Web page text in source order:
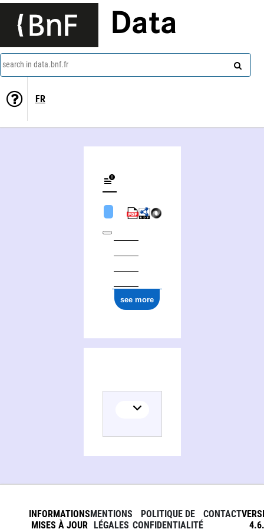
Data
search in data.bnf.fr
FR
see more
INFORMATIONS
MISES À JOUR
MENTIONS
LÉGALES
POLITIQUE DE
CONFIDENTIALITÉ
CONTACT